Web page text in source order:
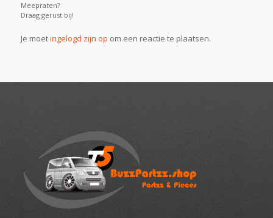
Meepraten?
Draag gerust bij!
Je moetingelogd zijn op om een reactie te plaatsen.